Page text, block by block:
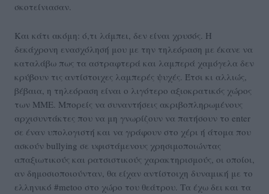
σκοτείνιασαν.
Και κάτι ακόμη: ό,τι λάμπει, δεν είναι χρυσός. Η
δεκάχρονη ενασχόλησή μου με την τηλεόραση με έκανε να
καταλάβω πως τα αστραφτερά και λαμπερά χαμόγελα δεν
κρύβουν τις αντίστοιχες λαμπερές ψυχές. Έτσι κι αλλιώς,
βέβαια, η τηλεόραση είναι ο λιγότερο αξιοκρατικός χώρος
των ΜΜΕ. Μπορείς να συναντήσεις ακριβοπληρωμένους
αρχισυντάκτες που να μη γνωρίζουν να πατήσουν το enter
σε έναν υπολογιστή και να γράφουν στο χέρι ή άτομα που
ασκούν bullying σε υφιστάμενους χρησιμοποιώντας
απαξιωτικούς και ρατσιστικούς χαρακτηρισμούς, οι οποίοι,
αν δημοσιοποιούνταν, θα είχαν αντίστοιχη δυναμική με το
ελληνικό #metoo στο χώρο του θεάτρου. Τα έχω δει και τα